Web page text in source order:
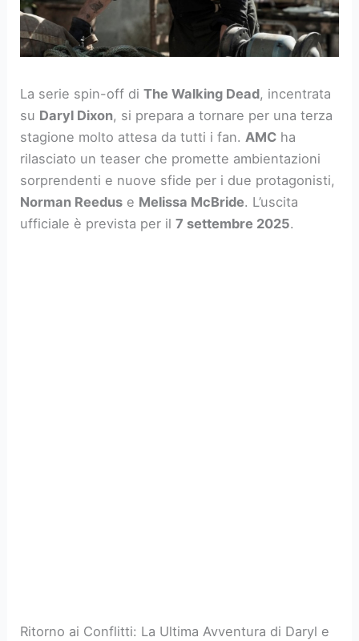
La serie spin-off diThe Walking Dead, incentrata
su Daryl Dixon, si prepara a tornare per una terza
stagione molto attesa da tutti i fan. AMC ha
rilasciato un teaser che promette ambientazioni
sorprendenti e nuove sfide per i due protagonisti,
Norman Reedus e Melissa McBride. L’uscita
ufficiale è prevista per il7 settembre 2025.
Ritorno ai Conflitti: La Ultima Avventura di Daryl e